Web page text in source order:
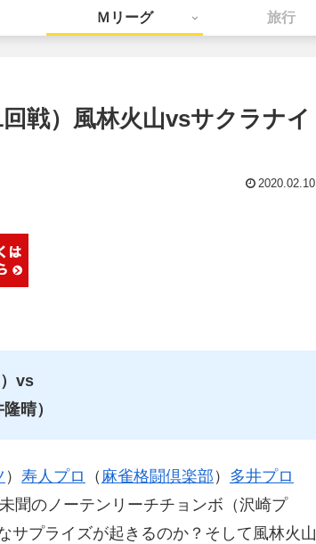
Ｍリーグ 旅行
回戦）風林火山vsサクラナイ
2020.02.10
vs
晴）
） 寿人プロ （ 麻雀格闘倶楽部 ） 多井プロ
聞のノーテンリーチチョンボ（沢崎プ
サプライズが起きるのか？そして風林火山